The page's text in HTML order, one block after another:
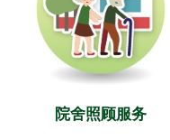
院舍照顾服务